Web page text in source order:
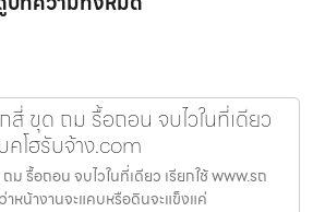
ขุด ถม รื้อถอน จบไวในที่เดียว
คโฮรับจ้าง.com
รื้อถอน จบไวในที่เดียว เรียกใช้ www.รถ
หน้างานจะแคบหรือดินจะแข็งแค่